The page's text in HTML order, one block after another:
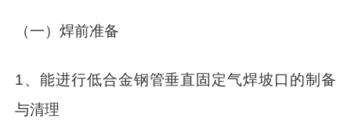
（一）焊前准备
1、能进行低合金钢管垂直固定气焊坡口的制备
与清理